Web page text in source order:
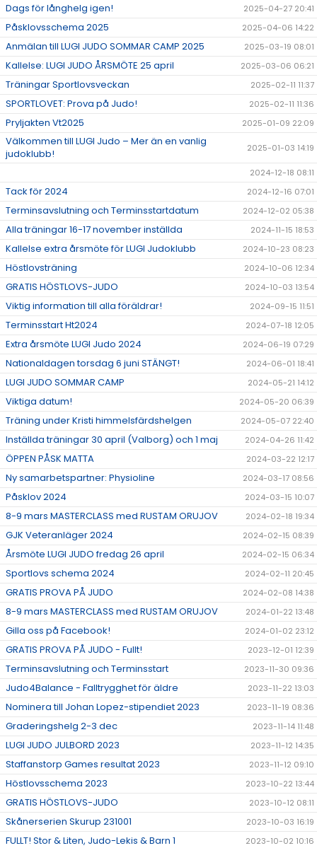
Dags för långhelg igen! 2025-04-27 20:41
Påsklovsschema 2025 2025-04-06 14:22
Anmälan till LUGI JUDO SOMMAR CAMP 2025 2025-03-19 08:01
Kallelse: LUGI JUDO ÅRSMÖTE 25 april 2025-03-06 06:21
Träningar Sportlovsveckan 2025-02-11 11:37
SPORTLOVET: Prova på Judo! 2025-02-11 11:36
Pryljakten Vt2025 2025-01-09 22:09
Välkommen till LUGI Judo – Mer än en vanlig
judoklubb!
2025-01-03 14:19
2024-12-18 08:11
Tack för 2024 2024-12-16 07:01
Terminsavslutning och Terminsstartdatum 2024-12-02 05:38
Alla träningar 16-17 november inställda 2024-11-15 18:53
Kallelse extra årsmöte för LUGI Judoklubb 2024-10-23 08:23
Höstlovsträning 2024-10-06 12:34
GRATIS HÖSTLOVS-JUDO 2024-10-03 13:54
Viktig information till alla föräldrar! 2024-09-15 11:51
Terminsstart Ht2024 2024-07-18 12:05
Extra årsmöte LUGI Judo 2024 2024-06-19 07:29
Nationaldagen torsdag 6 juni STÄNGT! 2024-06-01 18:41
LUGI JUDO SOMMAR CAMP 2024-05-21 14:12
Viktiga datum! 2024-05-20 06:39
Träning under Kristi himmelsfärdshelgen 2024-05-07 22:40
Inställda träningar 30 april (Valborg) och 1 maj 2024-04-26 11:42
ÖPPEN PÅSK MATTA 2024-03-22 12:17
Ny samarbetspartner: Physioline 2024-03-17 08:56
Påsklov 2024 2024-03-15 10:07
8-9 mars MASTERCLASS med RUSTAM ORUJOV 2024-02-18 19:34
GJK Veteranläger 2024 2024-02-15 08:39
Årsmöte LUGI JUDO fredag 26 april 2024-02-15 06:34
Sportlovs schema 2024 2024-02-11 20:45
GRATIS PROVA PÅ JUDO 2024-02-08 14:38
8-9 mars MASTERCLASS med RUSTAM ORUJOV 2024-01-22 13:48
Gilla oss på Facebook! 2024-01-02 23:12
GRATIS PROVA PÅ JUDO - Fullt! 2023-12-01 12:39
Terminsavslutning och Terminsstart 2023-11-30 09:36
Judo4Balance - Falltrygghet för äldre 2023-11-22 13:03
Nominera till Johan Lopez-stipendiet 2023 2023-11-19 08:36
Graderingshelg 2-3 dec 2023-11-14 11:48
LUGI JUDO JULBORD 2023 2023-11-12 14:35
Staffanstorp Games resultat 2023 2023-11-12 09:10
Höstlovsschema 2023 2023-10-22 13:44
GRATIS HÖSTLOVS-JUDO 2023-10-12 08:11
Skånerserien Skurup 231001 2023-10-03 16:19
FULLT! Stor & Liten, Judo-Lekis & Barn 1 2023-10-02 10:16